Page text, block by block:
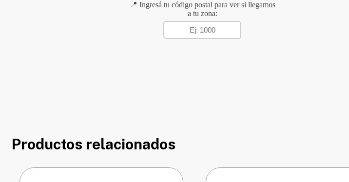
📍 Ingresá tu código postal para ver si llegamos
a tu zona:
Productos relacionados